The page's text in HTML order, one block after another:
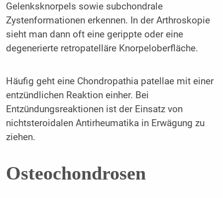
Gelenksknorpels sowie subchondrale
Zystenformationen erkennen. In der Arthroskopie
sieht man dann oft eine gerippte oder eine
degenerierte retropatelläre Knorpeloberfläche.
Häufig geht eine Chondropathia patellae mit einer
entzündlichen Reaktion einher. Bei
Entzündungsreaktionen ist der Einsatz von
nichtsteroidalen Antirheumatika in Erwägung zu
ziehen.
Osteochondrosen